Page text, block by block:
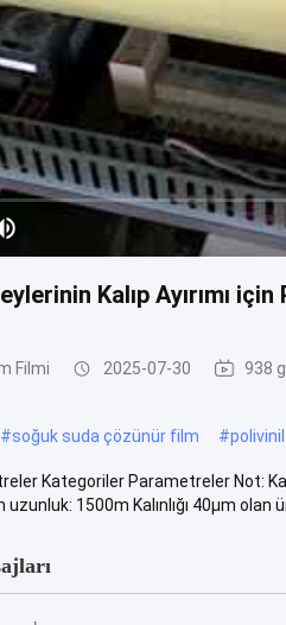
Kalıp Ayırımı
Filmi 2025-07-30 938
#soğuk suda çözünür film #
Kategoriler Parametreler Not:
1500m Kalınlığı 40μm olan